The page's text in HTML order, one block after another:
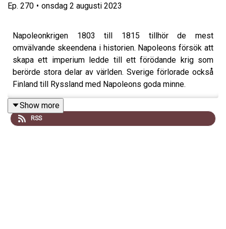
Ep. 270 • onsdag 2 augusti 2023
Napoleonkrigen 1803 till 1815 tillhör de mest
omvälvande skeendena i historien. Napoleons försök att
skapa ett imperium ledde till ett förödande krig som
berörde stora delar av världen. Sverige förlorade också
Finland till Ryssland med Napoleons goda minne.
Mellan 1805 och 1807 besegrade de franska arméerna
Show more
RSS